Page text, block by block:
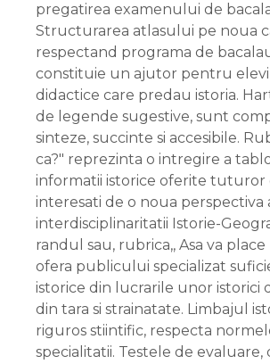
pregatirea examenului de
Structurarea atlasului pe noua
respectand programa de
constituie un ajutor pentru elevi
didactice care predau istoria.
de legende sugestive, sunt
sinteze, succinte si accesibile.
ca?" reprezinta o intregire a
informatii istorice oferite tuturor
interesati de o noua perspectiva
interdisciplinaritatii Istorie-
randul sau, rubrica,, Asa va place
ofera publicului specializat
istorice din lucrarile unor istorici
din tara si strainatate. Limbajul
riguros stiintific, respecta
specialitatii. Testele de evaluare,